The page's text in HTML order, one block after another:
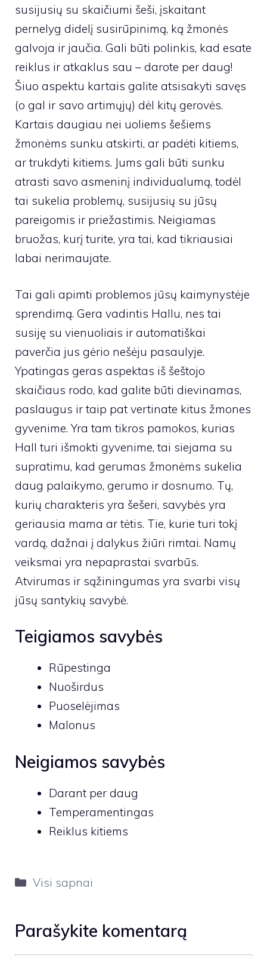
susijusių su skaičiumi šeši, įskaitant
pernelyg didelį susirūpinimą, ką žmonės
galvoja ir jaučia. Gali būti polinkis, kad esate
reiklus ir atkaklus sau – darote per daug!
Šiuo aspektu kartais galite atsisakyti savęs
(o gal ir savo artimųjų) dėl kitų gerovės.
Kartais daugiau nei uoliems šešiems
žmonėms sunku atskirti, ar padėti kitiems,
ar trukdyti kitiems. Jums gali būti sunku
atrasti savo asmeninį individualumą, todėl
tai sukelia problemų, susijusių su jūsų
pareigomis ir priežastimis. Neigiamas
bruožas, kurį turite, yra tai, kad tikriausiai
labai nerimaujate.
Tai gali apimti problemos jūsų kaimynystėje
sprendimą. Gera vadintis Hallu, nes tai
susiję su vienuoliais ir automatiškai
paverčia jus gėrio nešėju pasaulyje.
Ypatingas geras aspektas iš šeštojo
skaičiaus rodo, kad galite būti dievinamas,
paslaugus ir taip pat vertinate kitus žmones
gyvenime. Yra tam tikros pamokos, kurias
Hall turi išmokti gyvenime, tai siejama su
supratimu, kad gerumas žmonėms sukelia
daug palaikymo, gerumo ir dosnumo. Tų,
kurių charakteris yra šešeri, savybės yra
geriausia mama ar tėtis. Tie, kurie turi tokį
vardą, dažnai į dalykus žiūri rimtai. Namų
veiksmai yra nepaprastai svarbūs.
Atvirumas ir sąžiningumas yra svarbi visų
jūsų santykių savybė.
Teigiamos savybės
Rūpestinga
Nuoširdus
Puoselėjimas
Malonus
Neigiamos savybės
Darant per daug
Temperamentingas
Reiklus kitiems
Kategorijos
Visi sapnai
Parašykite komentarą